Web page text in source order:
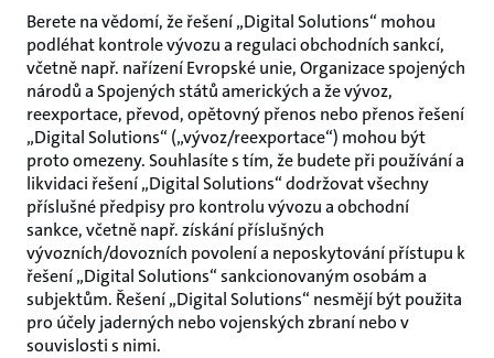
Berete na vědomí, že řešení „Digital Solutions“ mohou
podléhat kontrole vývozu a regulaci obchodních sankcí,
včetně např. nařízení Evropské unie, Organizace spojených
národů a Spojených států amerických a že vývoz,
reexportace, převod, opětovný přenos nebo přenos řešení
„Digital Solutions“ („vývoz/reexportace“) mohou být
proto omezeny. Souhlasíte s tím, že budete při používání a
likvidaci řešení „Digital Solutions“ dodržovat všechny
příslušné předpisy pro kontrolu vývozu a obchodní
sankce, včetně např. získání příslušných
vývozních/dovozních povolení a neposkytování přístupu k
řešení „Digital Solutions“ sankcionovaným osobám a
subjektům. Řešení „Digital Solutions“ nesmějí být použita
pro účely jaderných nebo vojenských zbraní nebo v
souvislosti s nimi.